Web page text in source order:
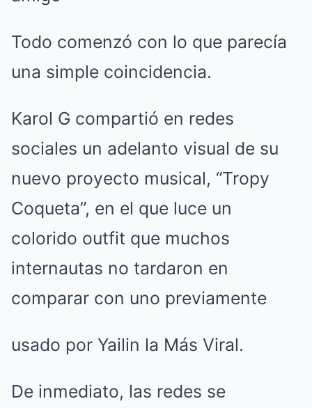
Todo comenzó con lo que parecía
una simple coincidencia.
Karol G compartió en redes
sociales un adelanto visual de su
nuevo proyecto musical, “Tropy
Coqueta”, en el que luce un
colorido outfit que muchos
internautas no tardaron en
comparar con uno previamente
usado por Yailin la Más Viral.
De inmediato, las redes se